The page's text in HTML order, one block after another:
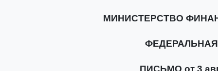
МИНИСТЕРСТВО
ПИСЬМО от 3